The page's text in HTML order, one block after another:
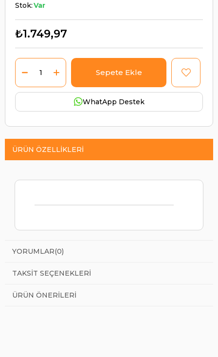
Stok:Var
₺1.749,97
WhatApp Destek
ÜRÜN ÖZELLIKLERI
YORUMLAR(0)
TAKSIT SEÇENEKLERI
ÜRÜN ÖNERILERI